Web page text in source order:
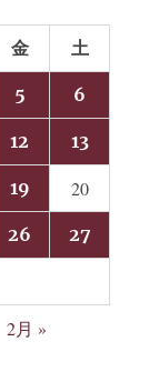
金 土
5 6
12 13
19 20
26 27
2月 »